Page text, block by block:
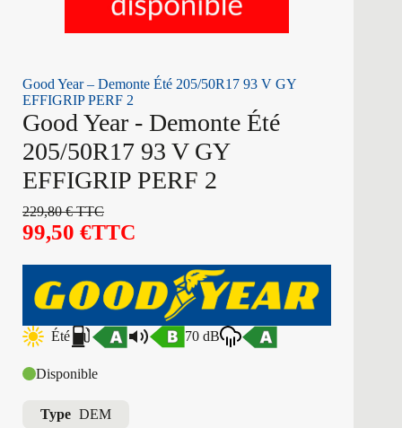
Good Year – Demonte Été 205/50R17 93 V GY
EFFIGRIP PERF 2
Good Year - Demonte Été
205/50R17 93 V GY
EFFIGRIP PERF 2
229,80€TTC
99,50 €TTC
Été 70 dB
Disponible
Type DEM